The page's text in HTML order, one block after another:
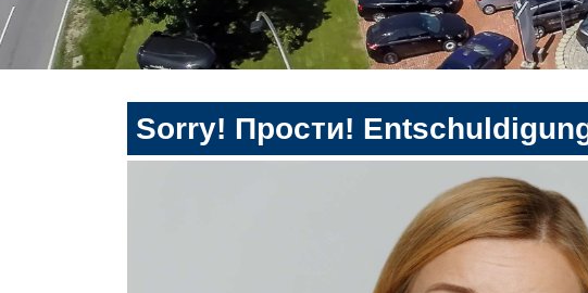
Sorry! Прости!